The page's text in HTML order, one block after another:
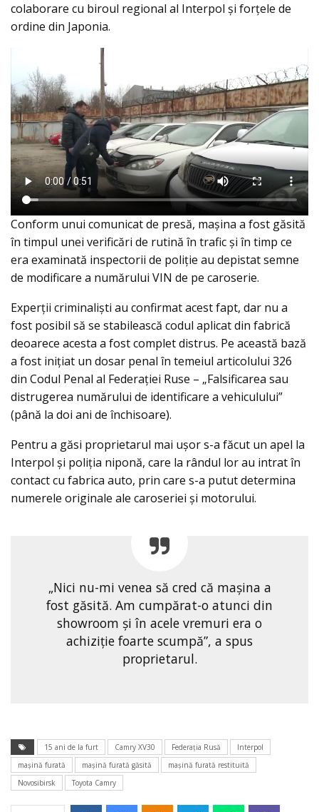
colaborare cu biroul regional al Interpol şi forţele de
ordine din Japonia.
Conform unui comunicat de presă, maşina a fost găsită
în timpul unei verificări de rutină în trafic şi în timp ce
era examinată inspectorii de poliţie au depistat semne
de modificare a numărului VIN de pe caroserie.
Experții criminaliști au confirmat acest fapt, dar nu a
fost posibil să se stabilească codul aplicat din fabrică
deoarece acesta a fost complet distrus. Pe această bază
a fost iniţiat un dosar penal în temeiul articolului 326
din Codul Penal al Federației Ruse – „Falsificarea sau
distrugerea numărului de identificare a vehiculului”
(până la doi ani de închisoare).
Pentru a găsi proprietarul mai uşor s-a făcut un apel la
Interpol şi poliţia niponă, care la rândul lor au intrat în
contact cu fabrica auto, prin care s-a putut determina
numerele originale ale caroseriei şi motorului.
„Nici nu-mi venea să cred că mașina a
fost găsită. Am cumpărat-o atunci din
showroom şi în acele vremuri era o
achiziție foarte scumpă”, a spus
proprietarul.
15 ani de la furt Camry XV30 Federaţia Rusă
Interpol
maşină furată
maşină furată găsită
maşină furată restituită
Novosibirsk
Toyota Camry